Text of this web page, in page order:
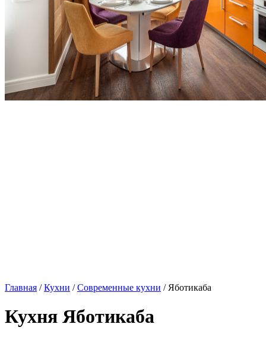
Главная /Кухни /Современные кухни / Яботикаба
Кухня Яботикаба